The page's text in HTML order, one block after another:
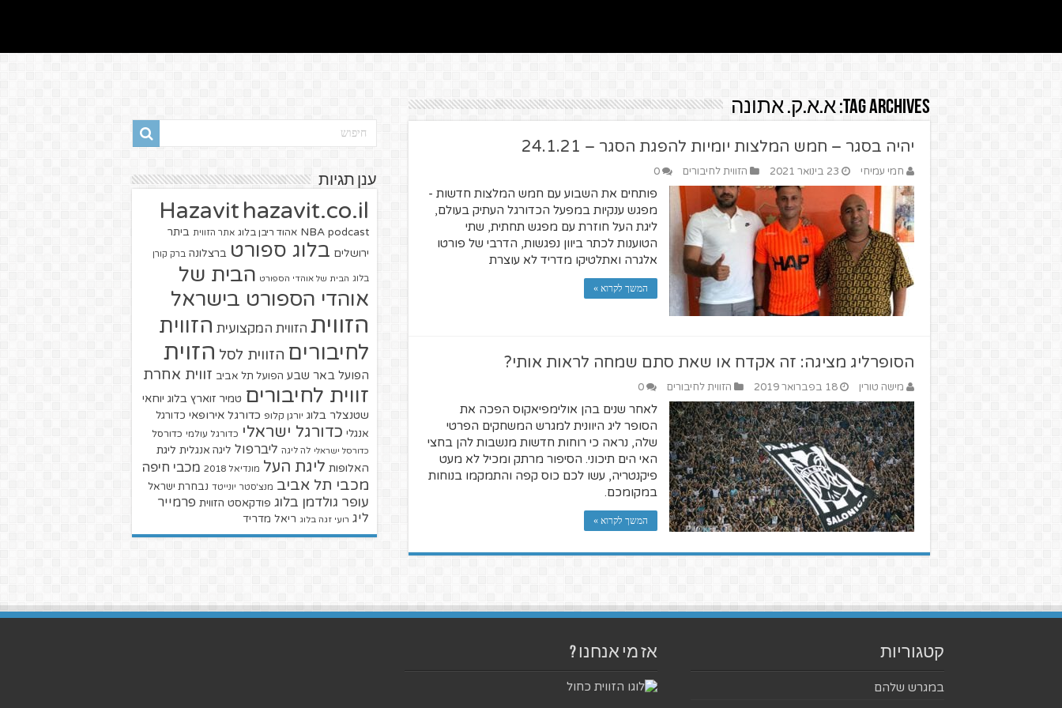
Tag Archives: א.א.ק. אתונה
יהיה בסגר – חמש המלצות יומיות להפגת הסגר – 24.1.21
חמי עמיחי 23 בינואר 2021 הזווית לחיבורים 0
פותחים את השבוע עם חמש המלצות חדשות -
מפגש ענקיות במפעל הכדורגל העתיק בעולם,
ליגת העל חוזרת עם מפגש תחתית, שתי
הטוענות לכתר ביוון נפגשות, הדרבי של פורטו
אלגרה ואתלטיקו מדריד לא עוצרת
המשך לקרוא »
הסופרליג מציגה: זה אקדח או שאת סתם שמחה לראות אותי?
מישה טורין 18 בפברואר 2019 הזווית לחיבורים 0
לאחר שנים בהן אולימפיאקוס הפכה את
הסופר ליג היוונית למגרש המשחקים הפרטי
שלה, נראה כי רוחות חדשות מנשבות להן בחצי
האי הים תיכוני. הסיפור מרתק ומכיל לא מעט
פיקנטריה, עשו לכם כוס קפה והתמקמו בנוחות
במקומכם.
המשך לקרוא »
ענן תגיות
Hazavit hazavit.co.il
NBA podcast אהוד ריבן בלוג אתר הזווית ביתר
ירושלים בלוג ספורט ברצלונה ברק קורן
בלוג הבית של אוהדי הספורט הבית של
אוהדי הספורט בישראל
הזווית הזווית המקצועית הזווית
לחיבורים הזווית לסל הזוית
הפועל באר שבע הפועל תל אביב זווית אחרת
זווית לחיבורים טמיר זוארץ בלוג יוחאי
שטנצלר בלוג יורגן קלופ כדורגל אירופאי כדורגל
אנגלי כדורגל ישראלי כדורגל עולמי כדורסל
כדורסל ישראלי לה ליגה ליברפול ליגה אנגלית ליגת
האלופות ליגת העל מונדיאל 2018 מכבי חיפה
מכבי תל אביב מנצ'סטר יונייטד נבחרת ישראל
עופר גולדמן בלוג פודקאסט הזווית פרמייר
ליג רועי זגה בלוג ריאל מדריד
קטגוריות
במגרש שלהם
אז מי אנחנו ?